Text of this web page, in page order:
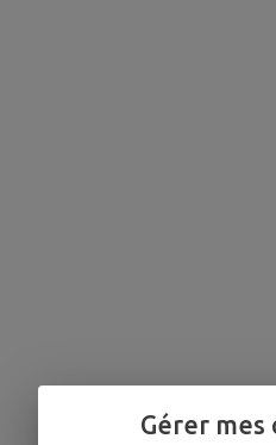
Gérer mes